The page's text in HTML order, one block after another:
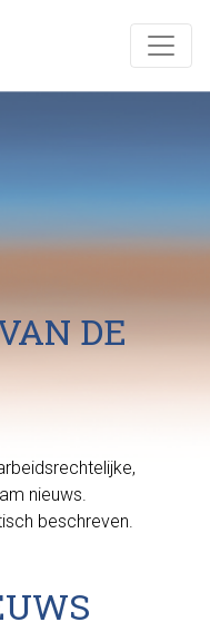
DE
nieuws.
beschreven.